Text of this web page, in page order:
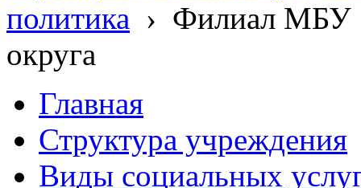
политика › Филиал МБУ
округа
Главная
Структура учреждения
Виды социальных